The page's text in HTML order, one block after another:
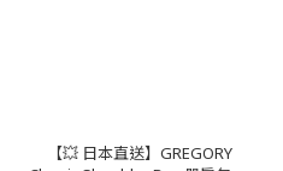
【💥 日本直送】GREGORY